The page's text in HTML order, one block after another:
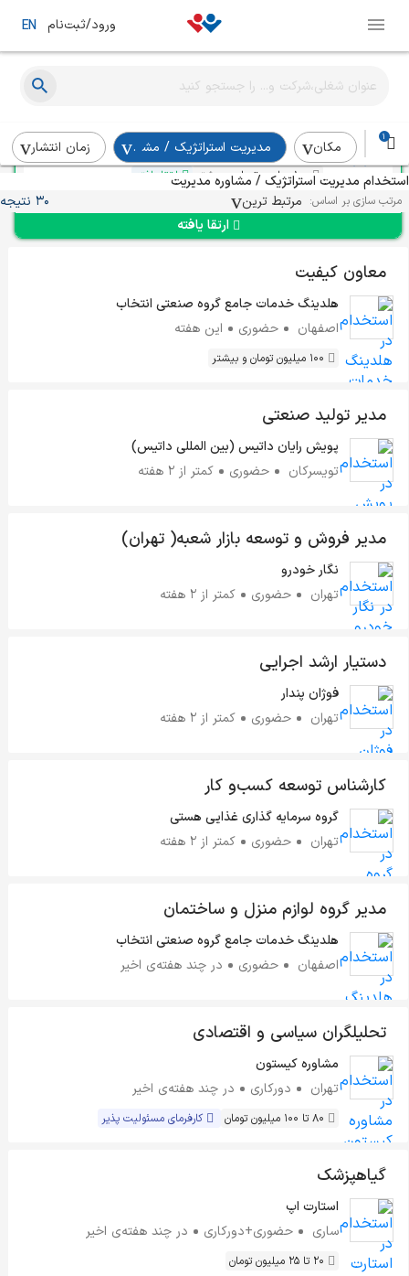
ورود/ثبت‌نام EN
1
مکان مدیریت استراتژیک / مشاوره مدیریتزمان انتشار
استخدام مدیریت استراتژیک / مشاوره مدیریت
مرتب سازی بر اساس: مرتبط ترین 30 نتیجه
کارشناس ارشد کسب‌وکار
تهران کمتر از ۲ هفته
100 میلیون تومان و بیشتر ارتقا یافته
ارتقا یافته
معاون کیفیت
هلدینگ خدمات جامع گروه صنعتی انتخاب
اصفهان
حضوری این هفته
100 میلیون تومان و بیشتر
مدیر تولید صنعتی
پویش رایان داتیس (بین المللی داتیس)
تویسرکان
حضوری کمتر از ۲ هفته
مدیر فروش و توسعه بازار شعبه( تهران)
نگار خودرو
تهران
حضوری کمتر از ۲ هفته
دستیار ارشد اجرایی
فوژان پندار
تهران
حضوری کمتر از ۲ هفته
کارشناس توسعه کسب‌و کار
گروه سرمایه گذاری غذایی هستی
تهران
حضوری کمتر از ۲ هفته
مدیر گروه لوازم منزل و ساختمان
هلدینگ خدمات جامع گروه صنعتی انتخاب
اصفهان
حضوری در چند هفته‌ی اخیر
تحلیلگران سیاسی و اقتصادی
مشاوره کیستون
تهران
دورکاری در چند هفته‌ی اخیر
80 تا 100 میلیون تومان کارفرمای مسئولیت پذیر
گیاهپزشک
استارت اپ
ساری
حضوری+دورکاری در چند هفته‌ی اخیر
20 تا 25 میلیون تومان